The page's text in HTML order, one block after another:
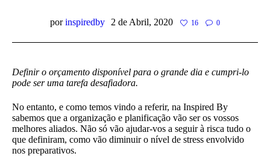
porinspiredby 2 de Abril, 2020 16 0
Definir o orçamento disponível para o grande dia e cumpri-lo
pode ser uma tarefa desafiadora.
No entanto, e como temos vindo a referir, na Inspired By
sabemos que a organização e planificação vão ser os vossos
melhores aliados. Não só vão ajudar-vos a seguir à risca tudo o
que definiram, como vão diminuir o nível de stress envolvido
nos preparativos.